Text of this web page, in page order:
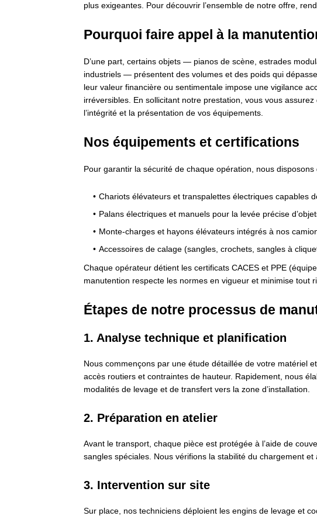
plus exigeantes. Pour découvrir l’ensemble de notre offre,
Pourquoi faire appel à la
D’une part, certains objets — pianos de scène, estrades
industriels — présentent des volumes et des poids qui
leur valeur financière ou sentimentale impose une vigilance
irréversibles. En sollicitant notre prestation, vous vous
l’intégrité et la présentation de vos équipements.
Nos équipements et certifications
Pour garantir la sécurité de chaque opération, nous disposons
Chariots élévateurs et transpalettes électriques capables
Palans électriques et manuels pour la levée précise
Monte-charges et hayons élévateurs intégrés à nos
Accessoires de calage (sangles, crochets, sangles à
Chaque opérateur détient les certificats CACES et PPE
manutention respecte les normes en vigueur et minimise tout
Étapes de notre processus de
1. Analyse technique et planification
Nous commençons par une étude détaillée de votre matériel
accès routiers et contraintes de hauteur. Rapidement, nous
modalités de levage et de transfert vers la zone d’installation.
2. Préparation en atelier
Avant le transport, chaque pièce est protégée à l’aide de
sangles spéciales. Nous vérifions la stabilité du chargement
3. Intervention sur site
Sur place, nos techniciens déploient les engins de levage et